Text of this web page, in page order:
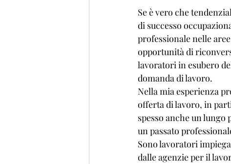
Se è vero che
di successo
professionale nelle
opportunità di
lavoratori in esubero
domanda di lavoro.
Nella mia esperienza
offerta di lavoro, in
spesso anche un
un passato
Sono lavoratori
dalle agenzie per il